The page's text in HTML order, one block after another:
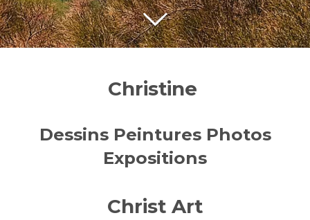
Christine
Dessins Peintures Photos
Expositions
Christ Art